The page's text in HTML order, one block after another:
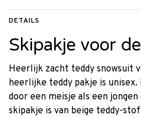
DETAILS
Skipakje voor
Heerlijk zacht teddy snowsuit
heerlijke teddy pakje is unisex.
door een meisje als een
skipakje is van beige teddy-